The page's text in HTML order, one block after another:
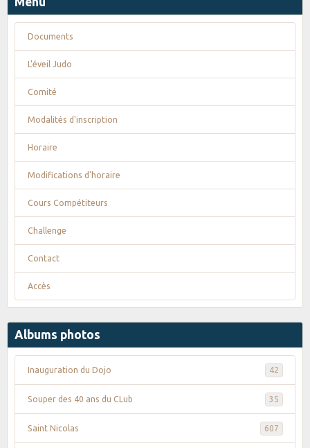
Documents
L'éveil Judo
Comité
Modalités d'inscription
Horaire
Modifications d'horaire
Cours Compétiteurs
Challenge
Contact
Accès
Albums photos
Inauguration du Dojo 42
Souper des 40 ans du CLub 35
Saint Nicolas 607